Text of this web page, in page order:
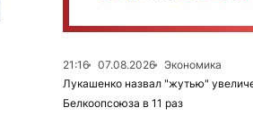
21:16 07.08.2026
Экономика
Лукашенко назвал "жутью"
Белкоопсоюза в 11 раз